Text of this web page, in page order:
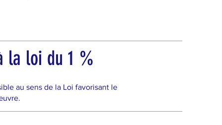
la loi du 1 %
au sens de la Loi favorisant le